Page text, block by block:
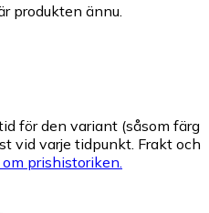
produkten ännu.
för den variant (såsom färg
vid varje tidpunkt. Frakt och
prishistoriken.